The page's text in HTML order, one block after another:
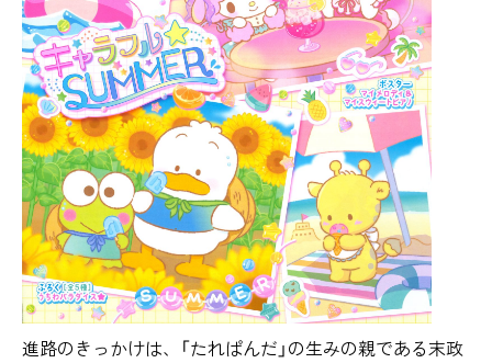
進路のきっかけは、「たれぱんだ」の生みの親である末政